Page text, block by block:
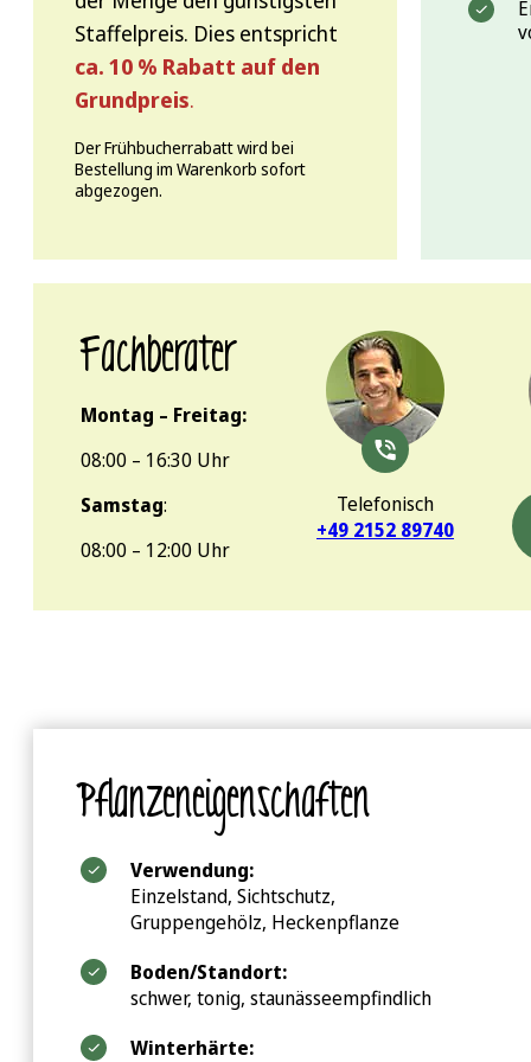
Staffelpreis. Dies entspricht
ca. 10 % Rabatt auf den
Grundpreis.
Der Frühbucherrabatt wird bei
Bestellung im Warenkorb sofort
abgezogen.
Fachberater
Montag – Freitag:
08:00 – 16:30 Uhr
Samstag:
08:00 – 12:00 Uhr
Telefonisch
+49 2152 89740
Pflanzeneigenschaften
Verwendung:
Einzelstand, Sichtschutz,
Gruppengehölz, Heckenpflanze
Boden/Standort:
schwer, tonig, staunässeempfindlich
Winterhärte: